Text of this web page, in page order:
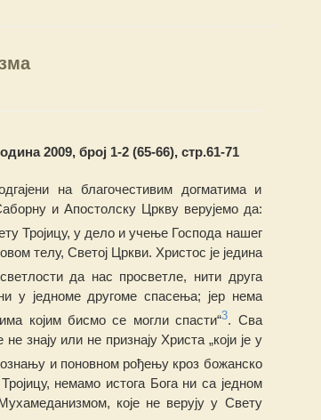
2009, број 1-2 (65-66), стр.61-71
на благочестивим догматима и
и Апостолску Цркву верујемо да:
Тројицу, у дело и учење Господа нашег
телу, Светој Цркви. Христос је једина
да нас просветле, нити друга
ниу једноме другоме спасења; јер нема
има којим бисмо се могли спасти“3. Сва
не знају или не признају Христа „који је у
и поновном рођењу кроз божанско
немамо истога Бога ни са једном
које не верују у Свету